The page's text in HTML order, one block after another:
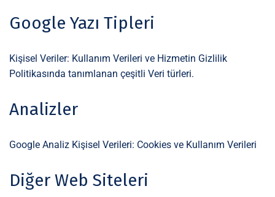
Google Yazı Tipleri
Kişisel Veriler: Kullanım Verileri ve Hizmetin Gizlilik
Politikasında tanımlanan çeşitli Veri türleri.
Analizler
Google Analiz Kişisel Verileri: Cookies ve Kullanım Verileri
Diğer Web Siteleri